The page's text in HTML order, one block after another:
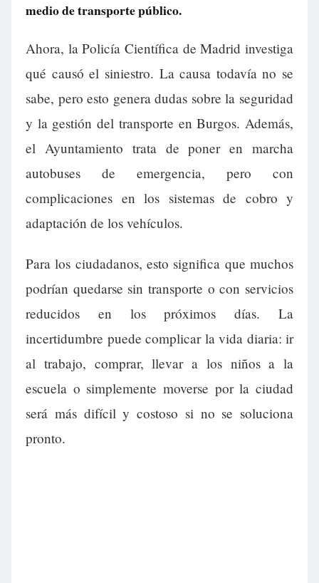
medio de transporte público.
Ahora, la Policía Científica de Madrid investiga
qué causó el siniestro. La causa todavía no se
sabe, pero esto genera dudas sobre la seguridad
y la gestión del transporte en Burgos. Además,
el Ayuntamiento trata de poner en marcha
autobuses de emergencia, pero con
complicaciones en los sistemas de cobro y
adaptación de los vehículos.
Para los ciudadanos, esto significa que muchos
podrían quedarse sin transporte o con servicios
reducidos en los próximos días. La
incertidumbre puede complicar la vida diaria: ir
al trabajo, comprar, llevar a los niños a la
escuela o simplemente moverse por la ciudad
será más difícil y costoso si no se soluciona
pronto.